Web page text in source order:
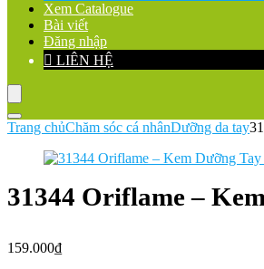
Xem Catalogue
Bài viết
Đăng nhập
LIÊN HỆ
Trang chủChăm sóc cá nhânDưỡng da tay
31344 Oriflame –
159.000₫